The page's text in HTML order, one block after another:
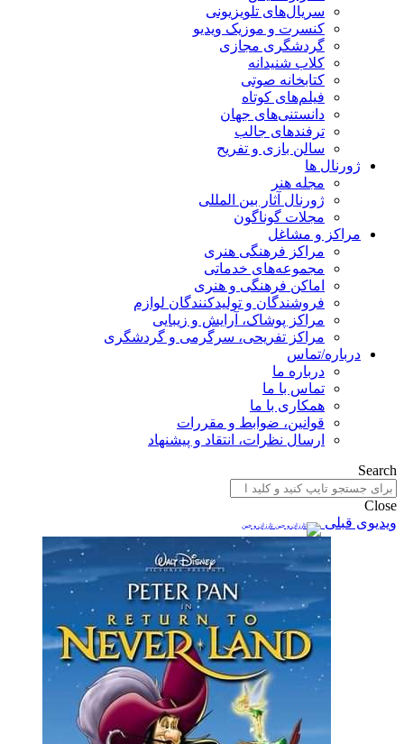
سریال‌های تلویزیونی
کنسرت و موزیک ویدیو
گردشگری مجازی
کلاب شنیدانه
کتابخانه صوتی
فیلم‌های کوتاه
دانستنی‌های جهان
ترفندهای جالب
سالن بازی و تفریح
ژورنال ها
مجله هنر
ژورنال آثار بین المللی
مجلات گوناگون
مراکز و مشاغل
مراکز فرهنگی هنری
مجموعه‌های خدماتی
اماکن فرهنگی و هنری
فروشندگان و تولیدکنندگان لوازم
مراکز پوشاک، آرایش و زیبایی
مراکز تفریحی، سرگرمی و گردشگری
درباره/تماس
درباره ما
تماس با ما
همکاری با ما
قوانین، ضوابط و مقررات
ارسال نظرات، انتقاد و پیشنهاد
Search
Close
ویدیوی قبلی
تارزان و جین